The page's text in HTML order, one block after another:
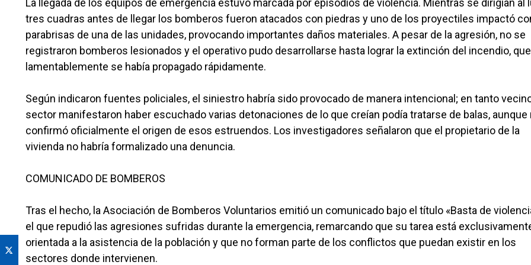
La llegada de los equipos de emergencia estuvo marcada por episodios de violencia. Mientras se dirigían al
tres cuadras antes de llegar los bomberos fueron atacados con piedras y uno de los proyectiles impactó
parabrisas de una de las unidades, provocando importantes daños materiales. A pesar de la agresión, no se
registraron bomberos lesionados y el operativo pudo desarrollarse hasta lograr la extinción del incendio, que
lamentablemente se había propagado rápidamente.
Según indicaron fuentes policiales, el siniestro habría sido provocado de manera intencional; en tanto
sector manifestaron haber escuchado varias detonaciones de lo que creían podía tratarse de balas, aunque
confirmó oficialmente el origen de esos estruendos. Los investigadores señalaron que el propietario de la
vivienda no habría formalizado una denuncia.
COMUNICADO DE BOMBEROS
Tras el hecho, la Asociación de Bomberos Voluntarios emitió un comunicado bajo el título «Basta de
el que repudió las agresiones sufridas durante la emergencia, remarcando que su tarea está
orientada a la asistencia de la población y que no forman parte de los conflictos que puedan existir en los
sectores donde intervienen.